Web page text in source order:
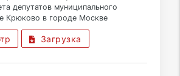
депутатов муниципального
Крюково в городе Москве
Загрузка